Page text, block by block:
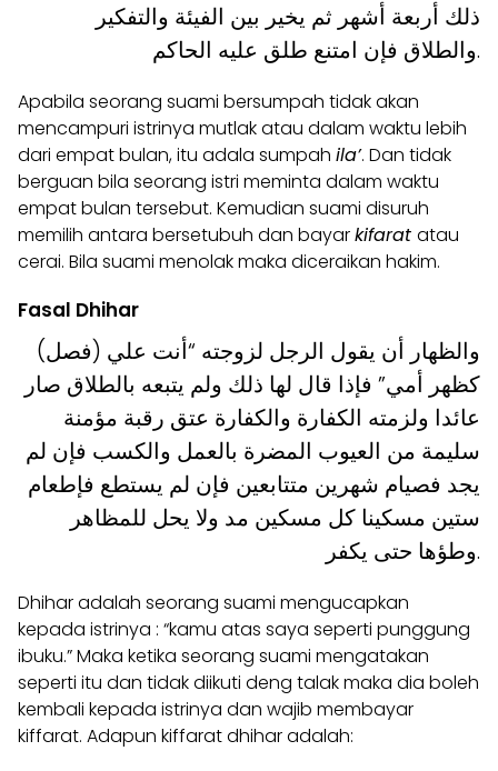
ذلك أربعة أشهر ثم يخير بين الفيئة والتفكير
والطلاق فإن امتنع طلق عليه الحاكم.
Apabila seorang suami bersumpah tidak akan
mencampuri istrinya mutlak atau dalam waktu lebih
dari empat bulan, itu adala sumpah ila’. Dan tidak
berguan bila seorang istri meminta dalam waktu
empat bulan tersebut. Kemudian suami disuruh
memilih antara bersetubuh dan bayarkifarat atau
cerai. Bila suami menolak maka diceraikan hakim.
Fasal Dhihar
(فصل) والظهار أن يقول الرجل لزوجته “أنت علي
كظهر أمي” فإذا قال لها ذلك ولم يتبعه بالطلاق صار
عائدا ولزمته الكفارة والكفارة عتق رقبة مؤمنة
سليمة من العيوب المضرة بالعمل والكسب فإن لم
يجد فصيام شهرين متتابعين فإن لم يستطع فإطعام
ستين مسكينا كل مسكين مد ولا يحل للمظاهر
وطؤها حتى يكفر.
Dhihar adalah seorang suami mengucapkan
kepada istrinya : “kamu atas saya seperti punggung
ibuku.” Maka ketika seorang suami mengatakan
seperti itu dan tidak diikuti deng talak maka dia boleh
kembali kepada istrinya dan wajib membayar
kiffarat. Adapun kiffarat dhihar adalah: